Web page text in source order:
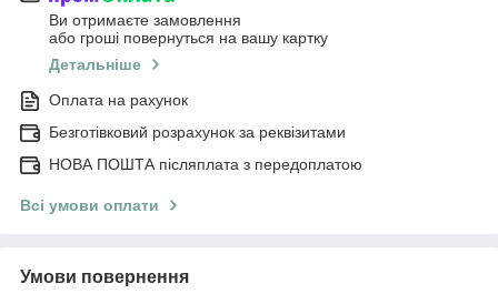
Ви отримаєте замовлення
або гроші повернуться на вашу картку
Детальніше
Оплата на рахунок
Безготівковий розрахунок за реквізитами
НОВА ПОШТА післяплата з передоплатою
Всі умови оплати
Умови повернення